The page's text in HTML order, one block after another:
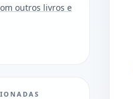
outros livros e